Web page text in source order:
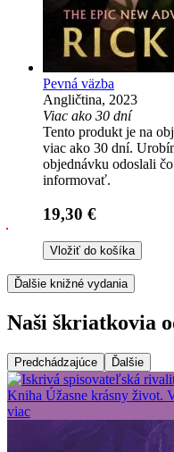
Pevná väzba
Angličtina, 2023
Viac ako 30 dní
Tento produkt je na
viac ako 30 dní.
objednávku odoslali
informovať.
19,30 €
Vložiť do košíka
Ďalšie knižné vydania
Naši škriatkovia
Predchádzajúce Ďalšie